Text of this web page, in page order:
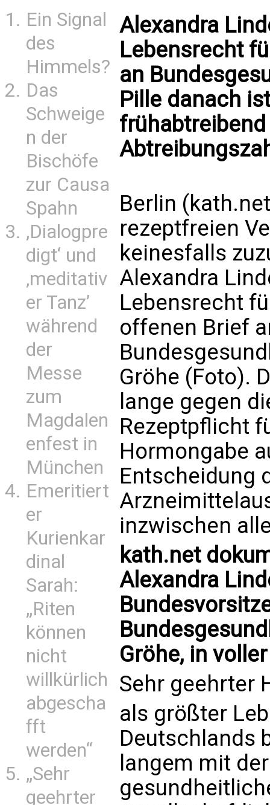
Ein Signal
des
Himmels?
Das
Schweige
n der
Bischöfe
zur Causa
Spahn
‚Dialogpre
digt‘ und
‚meditativ
er Tanz’
während
der
Messe
zum
Magdalen
enfest in
München
Emeritiert
er
Kurienkar
dinal
Sarah:
„Riten
können
nicht
willkürlich
abgescha
fft
werden“
„Sehr
geehrter
Alexandra
Lebensrecht
an
Pille danach
Berlin
rezeptfreien
keinesfalls
Alexandra
Lebensrecht
offenen Brief
Gröhe (Foto).
lange gegen
Rezeptpflicht
Hormongabe
Entscheidung
inzwischen
kath.net
Alexandra
Gröhe, in
Sehr geehrter
als größter
Deutschlands
langem mit